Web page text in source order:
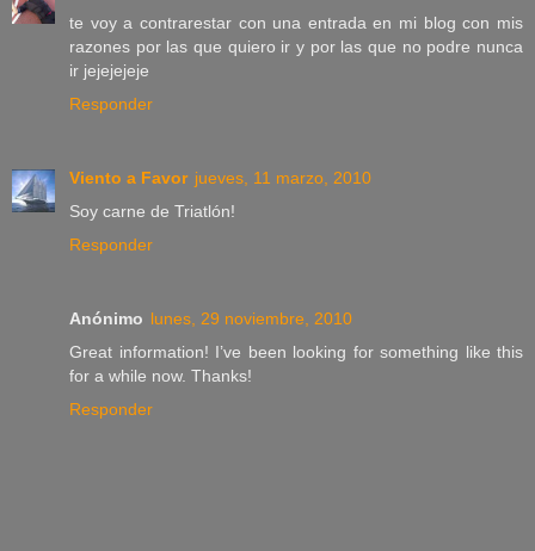
te voy a contrarestar con una entrada en mi blog con mis
razones por las que quiero ir y por las que no podre nunca
ir jejejejeje
Responder
Viento a Favor jueves, 11 marzo, 2010
Soy carne de Triatlón!
Responder
Anónimo lunes, 29 noviembre, 2010
Great information! I’ve been looking for something like this
for a while now. Thanks!
Responder